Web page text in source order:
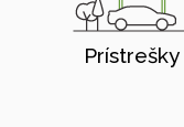
Prístrešky